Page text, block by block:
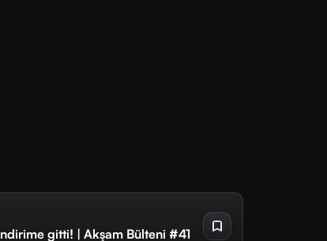
gitti! | Akşam Bülteni #41